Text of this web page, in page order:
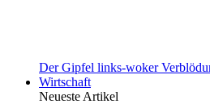
Der Gipfel links-woker
Wirtschaft
Neueste Artikel